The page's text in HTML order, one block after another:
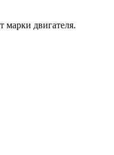
марки двигателя.